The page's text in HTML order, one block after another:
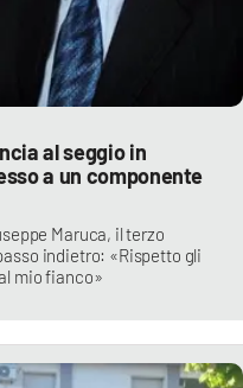
al seggio in
a un componente
Maruca, il terzo
indietro: «Rispetto gli
mio fianco»